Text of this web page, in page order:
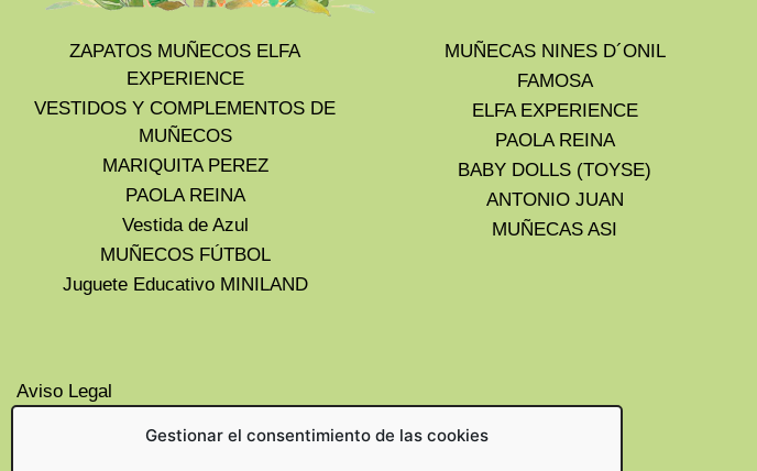
Gestionar el consentimiento de las cookies
ZAPATOS MUÑECOS ELFA
EXPERIENCE
VESTIDOS Y COMPLEMENTOS DE
MUÑECOS
MARIQUITA PEREZ
PAOLA REINA
Vestida de Azul
MUÑECOS FÚTBOL
Juguete Educativo MINILAND
Aviso Legal
MUÑECAS NINES D´ONIL
FAMOSA
ELFA EXPERIENCE
PAOLA REINA
BABY DOLLS (TOYSE)
ANTONIO JUAN
MUÑECAS ASI